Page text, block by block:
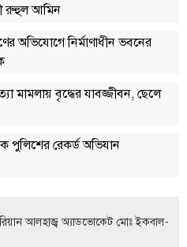
রুহুল আমিন
অভিযোগে নির্মাণাধীন ভবনের
মামলায় বৃদ্ধের যাবজ্জীবন, ছেলে
পুলিশের রেকর্ড অভিযান
আলহাজ্ব অ্যাডভোকেট মোঃ ইকবাল-